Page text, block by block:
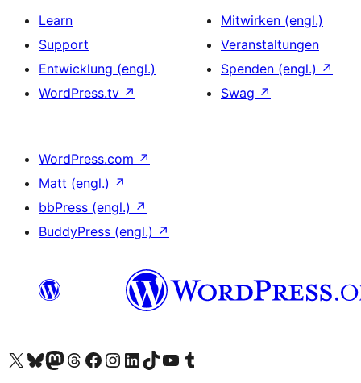
Learn
Support
Entwicklung (engl.)
WordPress.tv ↗
Mitwirken (engl.)
Veranstaltungen
Spenden (engl.) ↗
Swag ↗
WordPress.com ↗
Matt (engl.) ↗
bbPress (engl.) ↗
BuddyPress (engl.) ↗
Unser X-Konto (früher Twitter) besuchen
Unser Bluesky-Konto besuchen
Unser Mastodon-Konto besuchen
Unser Threads-Konto besuchen
Unsere Facebook-Seite besuchen
Unser Instagram-Konto besuchen
Unser LinkedIn-Konto besuchen
Unser TikTok-Konto besuchen
Unseren YouTube-Kanal besuchen
Unser Tumblr-Konto besuchen